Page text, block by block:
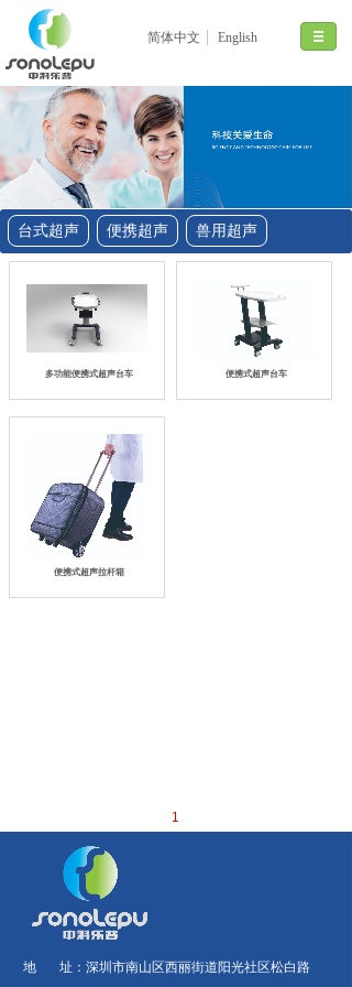
简体中文 English
台式超声 便携超声 兽用超声
多功能便携式超声台车 便携式超声台车
便携式超声拉杆箱
1
地 址： 深圳市南山区西丽街道阳光社区松白路